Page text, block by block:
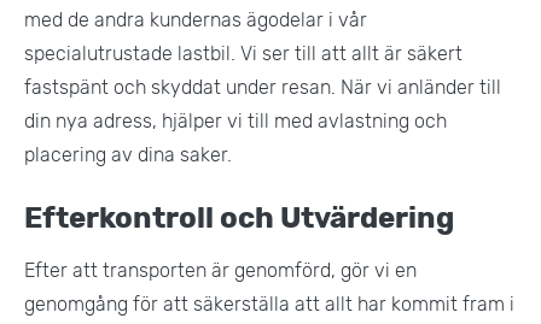
med de andra kundernas ägodelar i vår
specialutrustade lastbil. Vi ser till att allt är säkert
fastspänt och skyddat under resan. När vi anländer till
din nya adress, hjälper vi till med avlastning och
placering av dina saker.
Efterkontroll och Utvärdering
Efter att transporten är genomförd, gör vi en
genomgång för att säkerställa att allt har kommit fram i